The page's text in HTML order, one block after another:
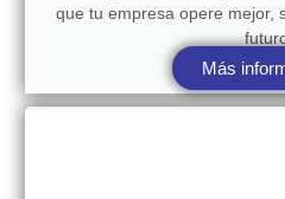
que tu empresa opere mejor,
Más